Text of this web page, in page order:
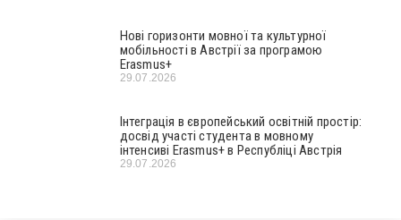
Нові горизонти мовної та культурної
мобільності в Австрії за програмою
Erasmus+
29.07.2026
Інтеграція в європейський освітній простір:
досвід участі студента в мовному
інтенсиві Erasmus+ в Республіці Австрія
29.07.2026